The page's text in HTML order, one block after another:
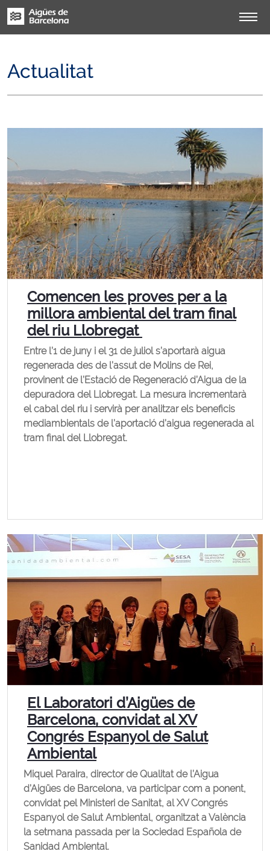
Actualitat
Comencen les proves per a la
millora ambiental del tram final
del riu Llobregat
Entre l’1 de juny i el 31 de juliol s’aportarà aigua
regenerada des de l’assut de Molins de Rei,
provinent de l’Estació de Regeneració d’Aigua de la
depuradora del Llobregat. La mesura incrementarà
el cabal del riu i servirà per analitzar els beneficis
mediambientals de l’aportació d’aigua regenerada al
tram final del Llobregat.
El Laboratori d’Aigües de
Barcelona, convidat al XV
Congrés Espanyol de Salut
Ambiental
Miquel Paraira, director de Qualitat de l’Aigua
d’Aigües de Barcelona, va participar com a ponent,
convidat pel Ministeri de Sanitat, al XV Congrés
Espanyol de Salut Ambiental, organitzat a València
la setmana passada per la Sociedad Española de
Sanidad Ambiental.